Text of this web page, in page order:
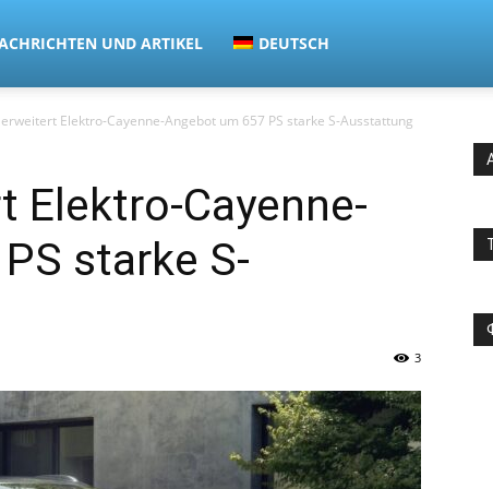
UND ARTIKEL DEUTSCH
Elektro-Cayenne-Angebot um 657 PS starke S-Ausstattung
Elektro-Cayenne-
starke S-
3